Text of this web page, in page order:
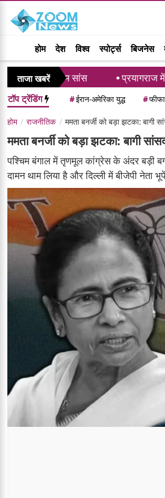
होम देश विश्व स्पोर्ट्स बिजनेस
ताजा खबरें
सांस प्रयागराज में राहुल गांधी का
टॉप ट्रेंडिंग #ईरान-अमेरिका युद्ध #
होम राजनीतिक ममता बनर्जी को बड़ा झटका: बागी
ममता बनर्जी को बड़ा झटका: बागी
पश्चिम बंगाल में तृणमूल कांग्रेस के अंदर बड़ी
दामन थाम लिया है और दिल्ली में बीजेपी नेता